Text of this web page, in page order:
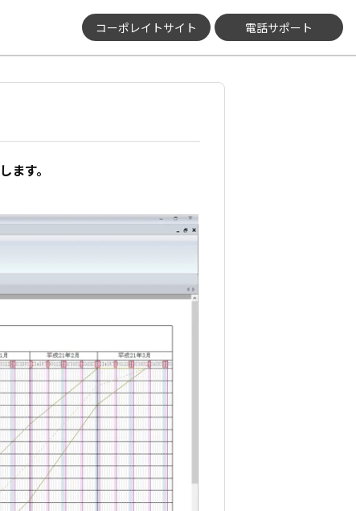
コーポレイトサイト 電話サポート
す。